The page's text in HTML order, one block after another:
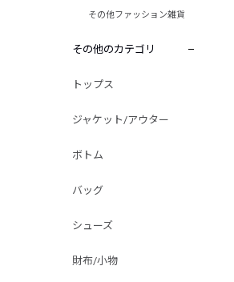
その他ファッション雑貨
その他のカテゴリ
トップス
ジャケット/アウター
ボトム
バッグ
シューズ
財布/小物
プリントTシャツ